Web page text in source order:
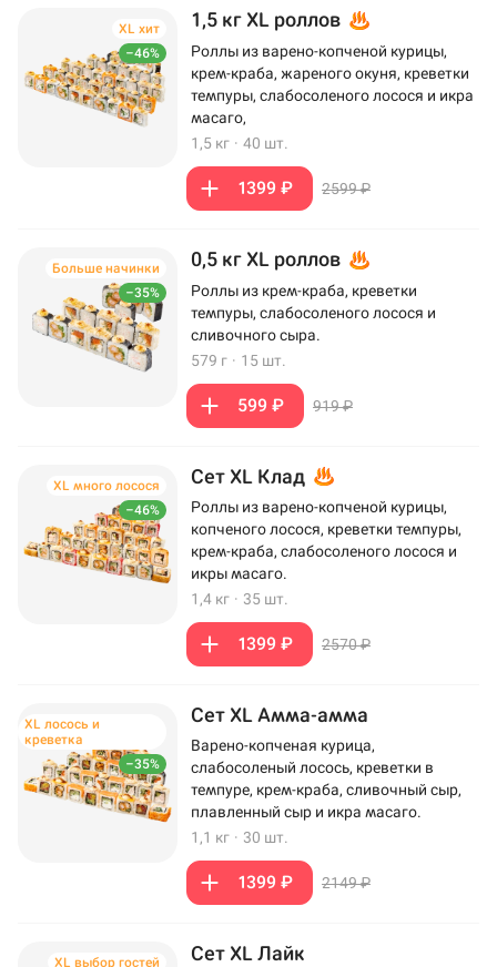
–46%
XL хит 1,5 кг XL роллов
Роллы из варено-копченой курицы,
крем-краба, жареного окуня, креветки
темпуры, слабосоленого лосося и икра
масаго,
1,5 кг · 40 шт.
1399 ₽ 2599 ₽
–35%
Больше начинки 0,5 кг XL роллов
Роллы из крем-краба, креветки
темпуры, слабосоленого лосося и
сливочного сыра.
579 г · 15 шт.
599 ₽ 919 ₽
–46%
XL много лосося Сет XL Клад
Роллы из варено-копченой курицы,
копченого лосося, креветки темпуры,
крем-краба, слабосоленого лосося и
икры масаго.
1,4 кг · 35 шт.
1399 ₽ 2570 ₽
–35%
XL лосось и
креветка
Сет XL Амма-амма
Варено-копченая курица,
слабосоленый лосось, креветки в
темпуре, крем-краба, сливочный сыр,
плавленный сыр и икра масаго.
1,1 кг · 30 шт.
1399 ₽ 2149 ₽
XL выбор гостей Сет XL Лайк